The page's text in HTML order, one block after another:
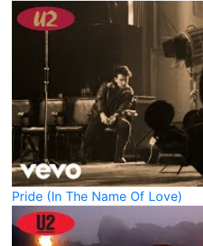
Pride (In The Name Of Love)